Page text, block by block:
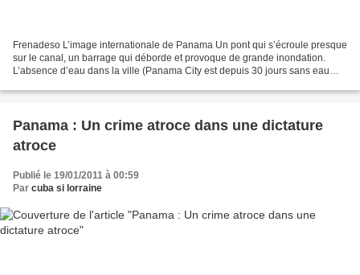
Frenadeso L’image internationale de Panama Un pont qui s’écroule presque
sur le canal, un barrage qui déborde et provoque de grande inondation.
L’absence d’eau dans la ville (Panama City est depuis 30 jours sans eau
Panama : Un crime atroce dans une dictature
atroce
Publié le 19/01/2011 à 00:59
Par cuba si lorraine